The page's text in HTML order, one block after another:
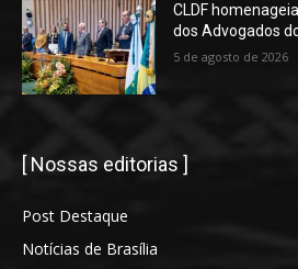
CLDF
dos Advogados
5 de agosto de 2026
[ Nossas editorias ]
Post Destaque
Notícias de Brasília